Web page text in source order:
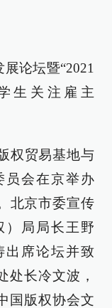
论坛暨“2021
生关注雇主
权贸易基地与
员会在京举办
北京市委宣传
）局局长王野
出席论坛并致
处长冷文波，
国版权协会文